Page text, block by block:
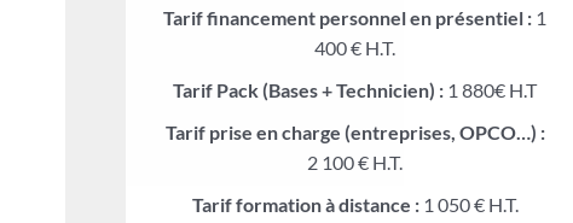
Tarif financement personnel en présentiel : 1
400 € H.T.
Tarif Pack (Bases + Technicien) : 1 880€ H.T
Tarif prise en charge (entreprises, OPCO…) :
2 100 € H.T.
Tarif formation à distance : 1 050 € H.T.